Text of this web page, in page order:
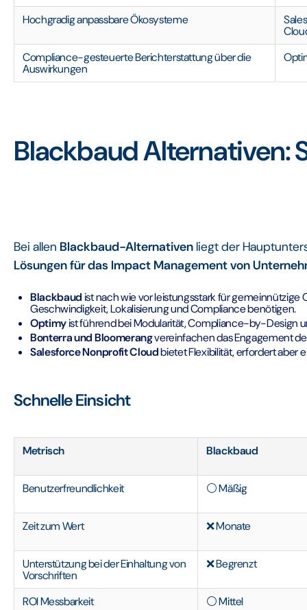
Hochgradig anpassbare Ökosysteme
Compliance-gesteuerte Berichterstattung über die
Auswirkungen
Blackbaud Alternativen:
Bei allen Blackbaud-Alternativen liegt der
Lösungen für das Impact Management von
Blackbaudist nach wie vor leistungsstark für
Geschwindigkeit, Lokalisierung und Compliance benötigen.
Optimyist führend bei Modularität, Compliance-by-Design
Bonterra und Bloomerangvereinfachen das Engagement
Salesforce Nonprofit Cloudbietet Flexibilität, erfordert aber
Schnelle Einsicht
Metrisch Blackbaud
Benutzerfreundlichkeit ⚪ Mäßig
Zeit zum Wert ❌ Monate
Unterstützung bei der Einhaltung von
Vorschriften
❌ Begrenzt
ROI Messbarkeit ⚪ Mittel